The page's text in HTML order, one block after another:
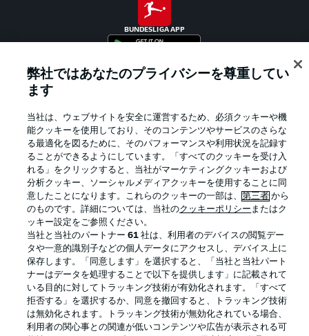
BUNDESLIGA APP
プライバシー・ポリシー 優先設定を管理する
利用条件 放送局
求人 選手
当サイトについて
弊社ではあなたのプライバシーを尊重してい
ます
当社は、ウェブサイトを安全に運営するため、必須クッキーや機
能クッキーを使用しており、そのコンテンツやサービスのさらな
る最適化を図るために、そのパフォーマンスや利用状況を記録す
ることができるようにしています。「すべてのクッキーを受け入
れる」をクリックすると、当社がマーケティングクッキーおよび
分析クッキー、ソーシャルメディアクッキーを使用することに同
意したことになります。これらのクッキーの一部は、第三者 から
のものです。詳細については、当社のクッキーポリシー またはク
ッキー設定をご参照ください。
当社と当社のパートナー61 社は、利用者のデバイスの閲覧デー
タや一意的識別子などの個人データにアクセスし、デバイス上に
保存します。「同意します」を選択すると、「当社と当社パート
ナーはデータを処理することで以下を提供します」に記載されて
いる目的に対してトラッキング技術が有効化されます。「すべて
拒否する」を選択するか、同意を撤回すると、トラッキング技術
は無効化されます。トラッキング技術が無効化されている場合、
利用者の関心事との関連が低いコンテンツや広告が表示される可